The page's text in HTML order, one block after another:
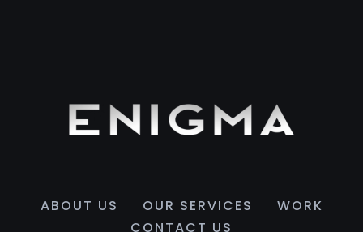
ABOUT US OUR SERVICES
WORK
CONTACT US